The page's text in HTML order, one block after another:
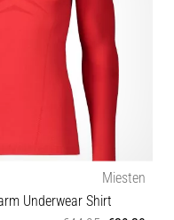
Miesten
Underwear Shirt